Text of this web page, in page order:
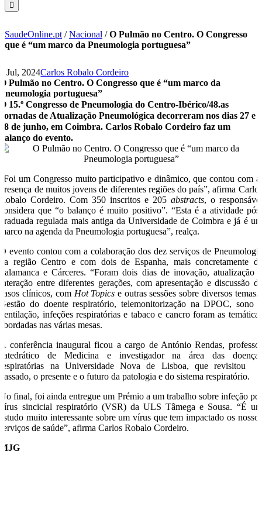
SaudeOnline.pt /Nacional /O Pulmão no Centro. O Congresso
que é “um marco da Pneumologia portuguesa”
3 Jul, 2024Carlos Robalo Cordeiro
O Pulmão no Centro. O Congresso que é “um marco da
Pneumologia portuguesa”
O 15.º Congresso de Pneumologia do Centro-Ibérico/48.as
Jornadas de Atualização Pneumológica decorreram nos dias 27 e
28 de junho, em Coimbra. Carlos Robalo Cordeiro faz um
balanço do evento.
“Foi um Congresso muito participativo e dinâmico, que contou com a
presença de muitos jovens de diferentes regiões do país”, afirma Carlos
Robalo Cordeiro. Com 350 inscritos e 205 abstracts, o responsável
considera que “o balanço é muito positivo”. “Esta é a atividade pós-
graduada regulada mais antiga da Universidade de Coimbra e já é um
marco na agenda da Pneumologia portuguesa”, realça.
O evento contou com a colaboração dos dez serviços de Pneumologia
da região Centro e com dois de Espanha, mais concretamente de
Salamanca e Cárceres. “Foram dois dias de inovação, atualização e
interação entre diferentes gerações, com apresentação e discussão de
casos clínicos, com Hot Topics e outras sessões sobre diversos temas.”
Gestão do doente respiratório, telemonitorização na DPOC, sono e
ventilação, infeções respiratórias e tabaco e cancro foram as temáticas
abordadas nas várias mesas.
A conferência inaugural ficou a cargo de António Rendas, professor
catedrático de Medicina e investigador na área das doenças
respiratórias na Universidade Nova de Lisboa, que revisitou o
passado, o presente e o futuro da patologia e do sistema respiratório.
No final, foi ainda entregue um Prémio a um trabalho sobre infeção por
vírus sincicial respiratório (VSR) da ULS Tâmega e Sousa. “É um
estudo muito interessante sobre um vírus que tem impactado os nossos
serviços de saúde”, afirma Carlos Robalo Cordeiro.
MJG